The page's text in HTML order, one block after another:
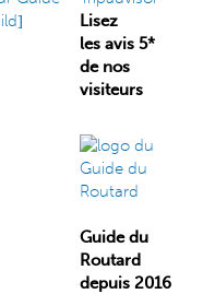
Lisez
les avis 5*
de nos
visiteurs
Guide du
Routard
depuis 2016